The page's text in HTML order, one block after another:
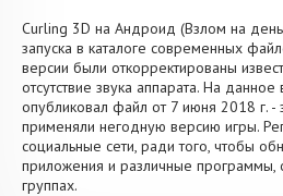
Curling 3D на Андроид (Взлом на
запуска в каталоге современных
версии были откорректированы
отсутствие звука аппарата. На
опубликовал файл от 7 июня 2018 г. -
применяли негодную версию игры.
социальные сети, ради того, чтобы
приложения и различные программы,
группах.